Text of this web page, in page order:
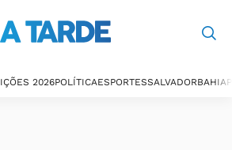
2026POLÍTICAESPORTESSALVADORBAHIA